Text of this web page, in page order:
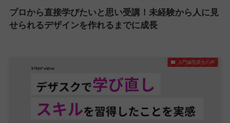
プロから直接学びたいと思い受講！未経験から人に見
せられるデザインを作れるまでに成長
入門編受講生の声